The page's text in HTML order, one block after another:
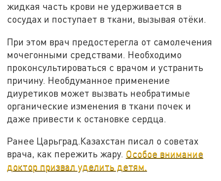
жидкая часть крови не удерживается в
сосудах и поступает в ткани, вызывая отёки.
При этом врач предостерегла от самолечения
мочегонными средствами. Необходимо
проконсультироваться с врачом и устранить
причину. Необдуманное применение
диуретиков может вызвать необратимые
органические изменения в ткани почек и
даже привести к остановке сердца.
Ранее Царьград.Казахстан писал о советах
врача, как пережить жару. Особое внимание
доктор призвал уделить детям.